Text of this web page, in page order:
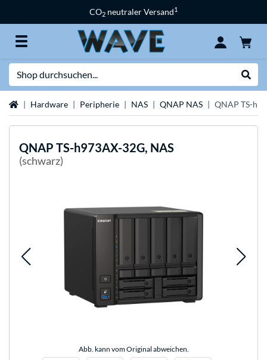
CO2 neutraler Versand1
StartseiteHardware Peripherie NAS QNAP NAS QNAP TS-
QNAP TS-h973AX-32G, NAS
(schwarz)
Abb. kann vom Original abweichen.